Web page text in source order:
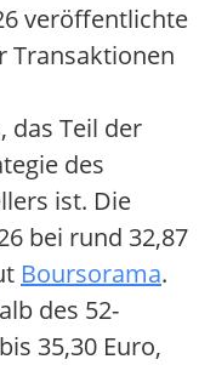
veröffentlichte
Transaktionen
Teil der
des
ist. Die
bei rund 32,87
Boursorama.
des 52-
35,30 Euro,